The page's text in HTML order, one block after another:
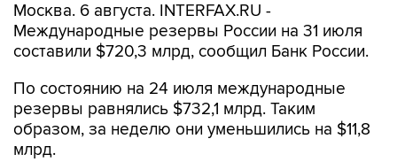
Москва. 6 августа. INTERFAX.RU -
Международные резервы России на 31 июля
составили $720,3 млрд, сообщил Банк России.
По состоянию на 24 июля международные
резервы равнялись $732,1 млрд. Таким
образом, за неделю они уменьшились на $11,8
млрд.